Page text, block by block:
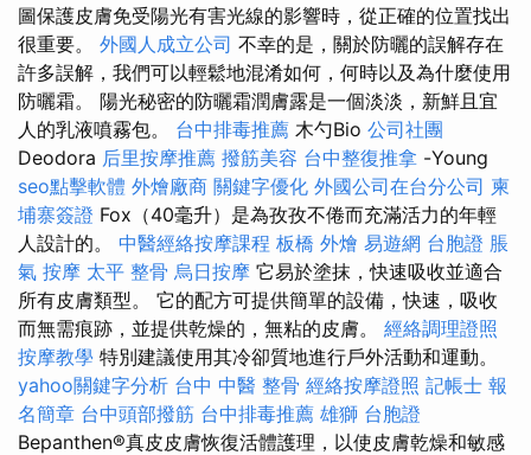
圖保護皮膚免受陽光有害光線的影響時，從正確的位置找出
很重要。 外國人成立公司 不幸的是，關於防曬的誤解存在
許多誤解，我們可以輕鬆地混淆如何，何時以及為什麼使用
防曬霜。 陽光秘密的防曬霜潤膚露是一個淡淡，新鮮且宜
人的乳液噴霧包。 台中排毒推薦 木勺Bio 公司社團
Deodora 后里按摩推薦 撥筋美容 台中整復推拿 -Young
seo點擊軟體 外燴廠商 關鍵字優化 外國公司在台分公司 柬
埔寨簽證 Fox（40毫升）是為孜孜不倦而充滿活力的年輕
人設計的。 中醫經絡按摩課程 板橋 外燴 易遊網 台胞證 脹
氣 按摩 太平 整骨 烏日按摩 它易於塗抹，快速吸收並適合
所有皮膚類型。 它的配方可提供簡單的設備，快速，吸收
而無需痕跡，並提供乾燥的，無粘的皮膚。 經絡調理證照
按摩教學 特別建議使用其冷卻質地進行戶外活動和運動。
yahoo關鍵字分析 台中 中醫 整骨 經絡按摩證照 記帳士 報
名簡章 台中頭部撥筋 台中排毒推薦 雄獅 台胞證
Bepanthen®真皮皮膚恢復活體護理，以使皮膚乾燥和敏感